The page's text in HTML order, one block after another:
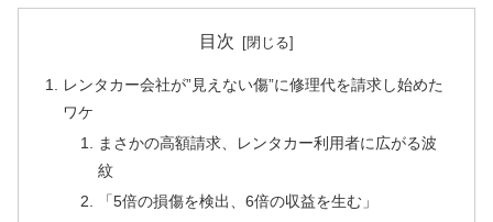
目次
レンタカー会社が”見えない傷”に修理代を請求し始めた
ワケ
まさかの高額請求、レンタカー利用者に広がる波
紋
「5倍の損傷を検出、6倍の収益を生む」